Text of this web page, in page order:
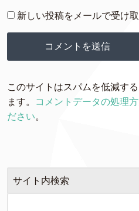
新しい投稿をメールで受け
このサイトはスパムを低減す
ます。
コメントデータの処理
ださい。
サイト内検索